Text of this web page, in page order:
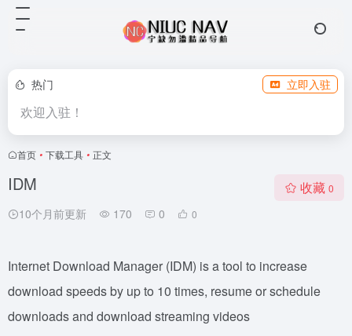
热门 立即入驻
欢迎入驻！
首页 • 下载工具 • 正文
IDM
10个月前更新 170 0 0
收藏 0
Internet Download Manager (IDM) is a tool to increase
download speeds by up to 10 times, resume or schedule
downloads and download streaming videos